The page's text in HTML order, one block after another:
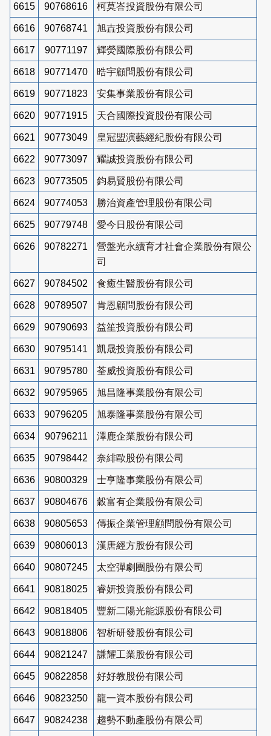
6615 90768616 柯莫峇投資股份有限公司
6616 90768741 旭壵投資股份有限公司
6617 90771197 輝熒國際股份有限公司
6618 90771470 晧宇顧問股份有限公司
6619 90771823 安集事業股份有限公司
6620 90771915 天合國際投資股份有限公司
6621 90773049 皇冠盟演藝經紀股份有限公司
6622 90773097 耀誠投資股份有限公司
6623 90773505 鈞易賢股份有限公司
6624 90774053 勝治資產管理股份有限公司
6625 90779748 愛今日股份有限公司
6626 90782271
營盤光永續育才社會企業股份有限公
司
6627 90784502 食癒生醫股份有限公司
6628 90789507 肯恩顧問股份有限公司
6629 90790693 益笙投資股份有限公司
6630 90795141 凱晟投資股份有限公司
6631 90795780 荃威投資股份有限公司
6632 90795965 旭昌隆事業股份有限公司
6633 90796205 旭泰隆事業股份有限公司
6634 90796211 澤鹿企業股份有限公司
6635 90798442 奈緋歐股份有限公司
6636 90800329 士亨隆事業股份有限公司
6637 90804676 穀富有企業股份有限公司
6638 90805653 傳振企業管理顧問股份有限公司
6639 90806013 漢唐經方股份有限公司
6640 90807245 太空彈劇團股份有限公司
6641 90818025 睿妍投資股份有限公司
6642 90818405 豐新二陽光能源股份有限公司
6643 90818806 智析研發股份有限公司
6644 90821247 謙耀工業股份有限公司
6645 90822858 好好教股份有限公司
6646 90823250 龍一資本股份有限公司
6647 90824238 趨勢不動產股份有限公司